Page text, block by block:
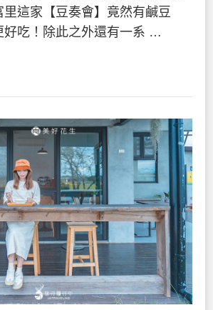
里這家【豆奏會】竟然有鹹豆
好吃！除此之外還有一系 …